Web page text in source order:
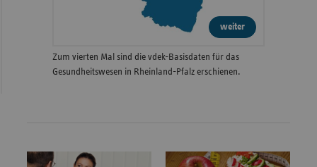
weiter
Zum vierten Mal sind die vdek-Basisdaten für das
Gesundheitswesen in Rheinland-Pfalz erschienen.